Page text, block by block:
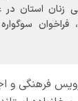
زنان استان
فراخوان
فرهنگی و